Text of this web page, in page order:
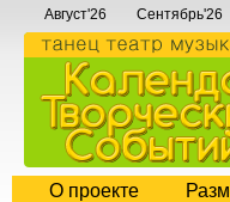
Август'26 Сентябрь'26
О проекте